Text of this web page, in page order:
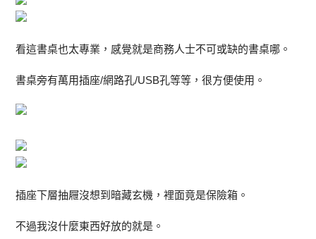
看這書桌也太專業，感覺就是商務人士不可或缺的書桌哪。
書桌旁有萬用插座/網路孔/USB孔等等，很方便使用。
插座下層抽屜沒想到暗藏玄機，裡面竟是保險箱。
不過我沒什麼東西好放的就是。